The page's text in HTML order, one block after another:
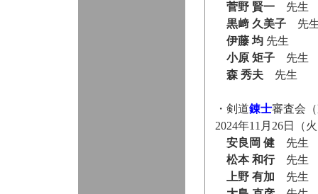
菅野 賢一先生
黒﨑 久美子先
伊藤 均先生
小原 矩子先生
森 秀夫先生
・剣道錬士審査会
2024年11月26日（
安良岡 健 先生
松本 和行 先生
上野 有加 先生